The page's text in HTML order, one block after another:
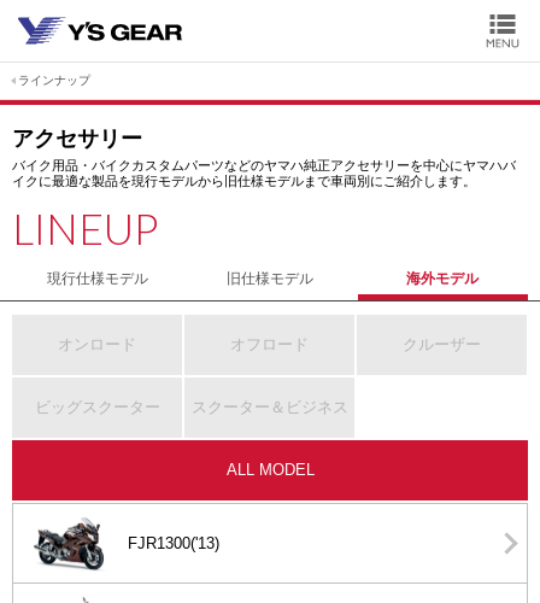
ラインナップ
アクセサリー
バイク用品・バイクカスタムパーツなどのヤマハ純正アクセサリーを中心にヤマハバ
イクに最適な製品を現行モデルから旧仕様モデルまで車両別にご紹介します。
LINEUP
現行仕様モデル 旧仕様モデル 海外モデル
オンロード オフロード クルーザー
ビッグスクーター スクーター＆ビジネス
ALL MODEL
FJR1300('13)